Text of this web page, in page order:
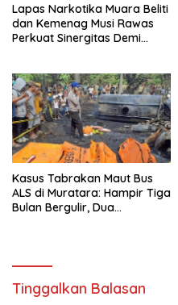
Lapas Narkotika Muara Beliti
dan Kemenag Musi Rawas
Perkuat Sinergitas Demi
Kasus Tabrakan Maut Bus
ALS di Muratara: Hampir Tiga
Bulan Bergulir, Dua
Tinggalkan Balasan